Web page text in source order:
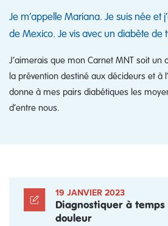
Je m’appelle Mariana. Je suis née et
de Mexico. Je vis avec un diabète de
J’aimerais que mon Carnet MNT soit un
la prévention destiné aux décideurs et à
donne à mes pairs diabétiques les
d’entre nous.
19 JANVIER 2023
Diagnostiquer à
douleur